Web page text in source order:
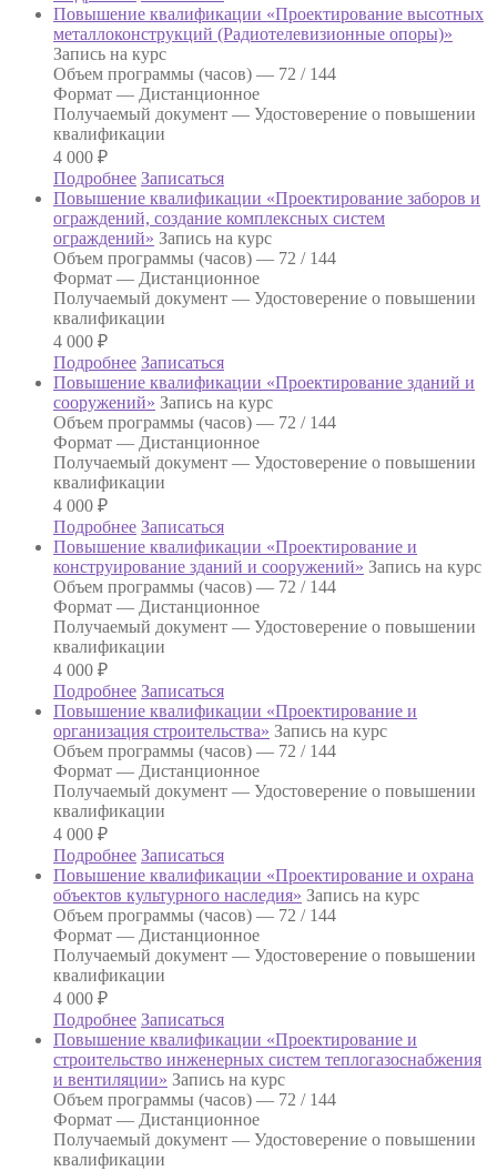
Повышение квалификации «Проектирование высотных
металлоконструкций (Радиотелевизионные опоры)»
Запись на курс
Объем программы (часов) — 72 / 144
Формат — Дистанционное
Получаемый документ — Удостоверение о повышении
квалификации
4 000 ₽
Подробнее Записаться
Повышение квалификации «Проектирование заборов и
ограждений, создание комплексных систем
ограждений» Запись на курс
Объем программы (часов) — 72 / 144
Формат — Дистанционное
Получаемый документ — Удостоверение о повышении
квалификации
4 000 ₽
Подробнее Записаться
Повышение квалификации «Проектирование зданий и
сооружений» Запись на курс
Объем программы (часов) — 72 / 144
Формат — Дистанционное
Получаемый документ — Удостоверение о повышении
квалификации
4 000 ₽
Подробнее Записаться
Повышение квалификации «Проектирование и
конструирование зданий и сооружений» Запись на курс
Объем программы (часов) — 72 / 144
Формат — Дистанционное
Получаемый документ — Удостоверение о повышении
квалификации
4 000 ₽
Подробнее Записаться
Повышение квалификации «Проектирование и
организация строительства» Запись на курс
Объем программы (часов) — 72 / 144
Формат — Дистанционное
Получаемый документ — Удостоверение о повышении
квалификации
4 000 ₽
Подробнее Записаться
Повышение квалификации «Проектирование и охрана
объектов культурного наследия» Запись на курс
Объем программы (часов) — 72 / 144
Формат — Дистанционное
Получаемый документ — Удостоверение о повышении
квалификации
4 000 ₽
Подробнее Записаться
Повышение квалификации «Проектирование и
строительство инженерных систем теплогазоснабжения
и вентиляции» Запись на курс
Объем программы (часов) — 72 / 144
Формат — Дистанционное
Получаемый документ — Удостоверение о повышении
квалификации